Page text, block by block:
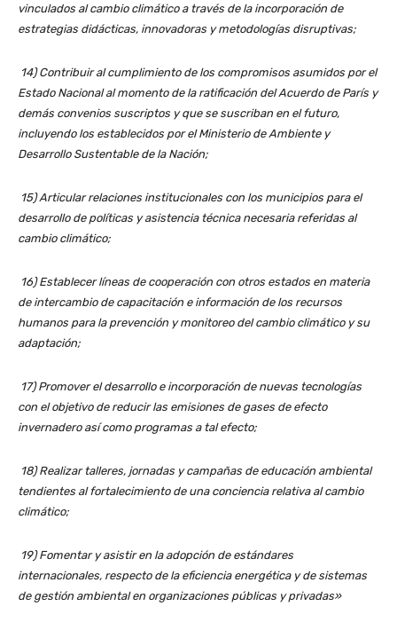
vinculados al cambio climático a través de la incorporación de
estrategias didácticas, innovadoras y metodologías disruptivas;
14) Contribuir al cumplimiento de los compromisos asumidos por el
Estado Nacional al momento de la ratificación del Acuerdo de París y
demás convenios suscriptos y que se suscriban en el futuro,
incluyendo los establecidos por el Ministerio de Ambiente y
Desarrollo Sustentable de la Nación;
15) Articular relaciones institucionales con los municipios para el
desarrollo de políticas y asistencia técnica necesaria referidas al
cambio climático;
16) Establecer líneas de cooperación con otros estados en materia
de intercambio de capacitación e información de los recursos
humanos para la prevención y monitoreo del cambio climático y su
adaptación;
17) Promover el desarrollo e incorporación de nuevas tecnologías
con el objetivo de reducir las emisiones de gases de efecto
invernadero así como programas a tal efecto;
18) Realizar talleres, jornadas y campañas de educación ambiental
tendientes al fortalecimiento de una conciencia relativa al cambio
climático;
19) Fomentar y asistir en la adopción de estándares
internacionales, respecto de la eficiencia energética y de sistemas
de gestión ambiental en organizaciones públicas y privadas»